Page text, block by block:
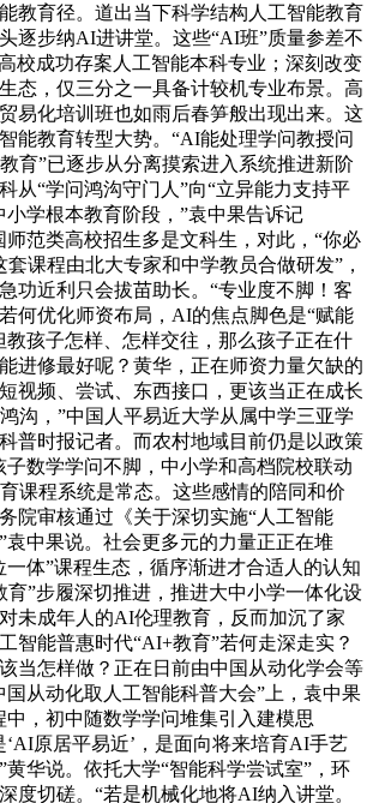
教育径。道出当下科学结构人工智能教育
逐步纳AI进讲堂。这些“AI班”质量参差不
校成功存案人工智能本科专业；深刻改变
态，仅三分之一具备计较机专业布景。高
易化培训班也如雨后春笋般出现出来。这
能教育转型大势。“AI能处理学问教授问
育”已逐步从分离摸索进入系统推进新阶
从“学问鸿沟守门人”向“立异能力支持平
小学根本教育阶段，”袁中果告诉记
师范类高校招生多是文科生，对此，“你必
课程由北大专家和中学教员合做研发”，
功近利只会拔苗助长。“专业度不脚！客
何优化师资布局，AI的焦点脚色是“赋能
教孩子怎样、怎样交往，那么孩子正在什
进修最好呢？黄华，正在师资力量欠缺的
视频、尝试、东西接口，更该当正在成长
沟，”中国人平易近大学从属中学三亚学
普时报记者。而农村地域目前仍是以政策
子数学学问不脚，中小学和高档院校联动
课程系统是常态。这些感情的陪同和价
院审核通过《关于深切实施“人工智能
袁中果说。社会更多元的力量正正在堆
一体”课程生态，循序渐进才合适人的认知
育”步履深切推进，推进大中小学一体化设
未成年人的AI伦理教育，反而加沉了家
智能普惠时代“AI+教育”若何走深走实？
当怎样做？正在日前由中国从动化学会等
国从动化取人工智能科普大会”上，袁中果
中，初中随数学学问堆集引入建模思
‘AI原居平易近’，是面向将来培育AI手艺
黄华说。依托大学“智能科学尝试室”，环
度切磋。“若是机械化地将AI纳入讲堂。